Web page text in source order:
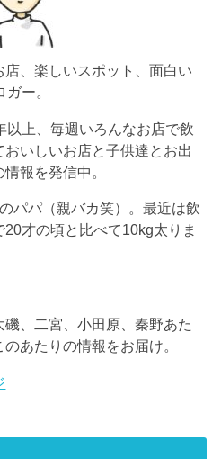
店、楽しいスポット、面白い
ー。
以上、毎週いろんなお店で飲
いしいお店と子供達とお出
報を発信中。
パパ（親バカ笑）。最近は飲
才の頃と比べて10kg太りま
、二宮、小田原、秦野あた
あたりの情報をお届け。